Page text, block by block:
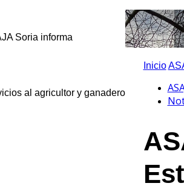
Soria informa
al agricultor y ganadero
Inicio